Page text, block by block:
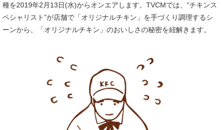
種を2019年2月13日(水)からオンエアします。TVCMでは、“チキンス
ペシャリスト”が店舗で「オリジナルチキン」を手づくり調理するシ
ーンから、「オリジナルチキン」のおいしさの秘密を紐解きます。